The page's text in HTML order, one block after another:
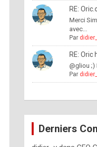
RE:
Merci
avec...
Par
RE:
@gliou ;)
Par
Derniers